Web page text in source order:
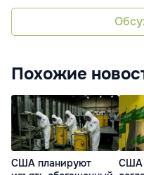
Похожие
США планируют
США